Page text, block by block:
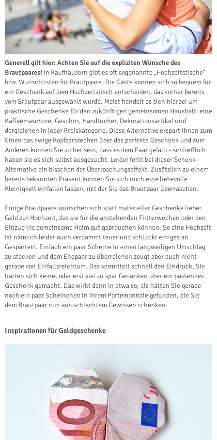
Generell gilt hier: Achten Sie auf die expliziten Wünsche des
Brautpaares! In Kaufhäusern gibt es oft sogenannte „Hochzeitstische“
bzw. Wunschlisten für Brautpaare. Die Gäste können sich so bequem für
ein Geschenk auf dem Hochzeitstisch entscheiden, das vorher bereits
vom Brautpaar ausgewählt wurde. Meist handelt es sich hierbei um
praktische Geschenke für den zukünftigen gemeinsamen Haushalt: eine
Kaffeemaschine, Geschirr, Handtücher, Dekorationsartikel und
dergleichen in jeder Preiskategorie. Diese Alternative erspart Ihnen zum
Einen das ewige Kopfzerbrechen über das perfekte Geschenk und zum
Anderen können Sie sicher sein, dass es dem Paar gefällt - schließlich
haben sie es sich selbst ausgesucht. Leider fehlt bei dieser Schenk-
Alternative ein bisschen der Überraschungseffekt. Zusätzlich zu einem
bereits bekannten Präsent können Sie sich noch eine liebevolle
Kleinigkeit einfallen lassen, mit der Sie das Brautpaar überraschen.
Einige Brautpaare wünschen sich statt materieller Geschenke lieber
Geld zur Hochzeit, das sie für die anstehenden Flitterwochen oder den
Einzug ins gemeinsame Heim gut gebrauchen können. So eine Hochzeit
ist nämlich leider auch verdammt teuer und schluckt einiges an
Gespartem. Einfach ein paar Scheine in einen langweiligen Umschlag
zu stecken und dem Ehepaar zu überreichen zeugt aber auch nicht
gerade von Einfallsreichtum. Das vermittelt schnell den Eindruck, Sie
hätten sich keine, oder erst viel zu spät Gedanken über ein passendes
Geschenk gemacht. Das wirkt dann in etwa so, als hätten Sie gerade
noch ein paar Scheinchen in Ihrem Portemonnaie gefunden, die Sie
dem Brautpaar nun aus schlechtem Gewissen schenken.
Inspirationen für Geldgeschenke